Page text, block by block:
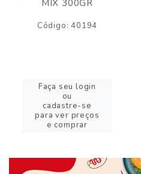
MIX 300GR
Código: 40194
Faça seu login
ou
cadastre-se
para ver preços
e comprar